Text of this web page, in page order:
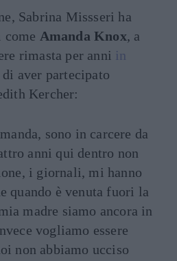
Sabrina Missseri ha
Amanda Knox, a
rimasta per anni in
di aver partecipato
Kercher:
sono in carcere da
anni qui dentro non
i giornali, mi hanno
quando è venuta fuori la
madre siamo ancora in
vogliamo essere
non abbiamo ucciso